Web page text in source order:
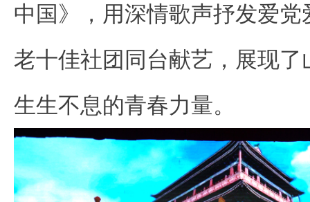
中国》，用深情歌声抒发爱
老十佳社团同台献艺，展现
生生不息的青春力量。